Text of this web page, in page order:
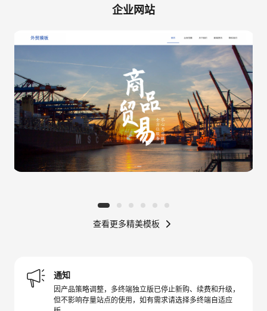
企业网站
查看更多精美模板
通知
因产品策略调整，多终端独立版已停止新购、续费和升级，
但不影响存量站点的使用，如有需求请选择多终端自适应